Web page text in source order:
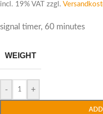
incl. 19% VAT zzgl.
signal timer, 60 minutes
WEIGHT
- +
ADD
Alternative: